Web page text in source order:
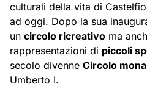
culturali della vita di
ad oggi. Dopo la sua
un circolo ricreativo ma
rappresentazioni di piccoli
secolo divenne Circolo
Umberto I.